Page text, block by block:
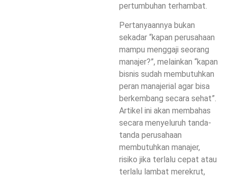
pertumbuhan terhambat.
Pertanyaannya bukan
sekadar “kapan perusahaan
mampu menggaji seorang
manajer?”, melainkan “kapan
bisnis sudah membutuhkan
peran manajerial agar bisa
berkembang secara sehat”.
Artikel ini akan membahas
secara menyeluruh tanda-
tanda perusahaan
membutuhkan manajer,
risiko jika terlalu cepat atau
terlalu lambat merekrut,